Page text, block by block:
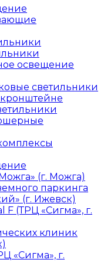
освещение
светильники
(г. Можга)
паркинга
(г. Ижевск)
F (ТРЦ «Сигма», г.
клиник
«Сигма», г.